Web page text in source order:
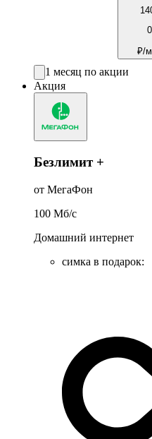
0
₽/
1 месяц по акции
Акция
Безлимит +
от МегаФон
100 Мб/c
Домашний интернет
симка в подарок: